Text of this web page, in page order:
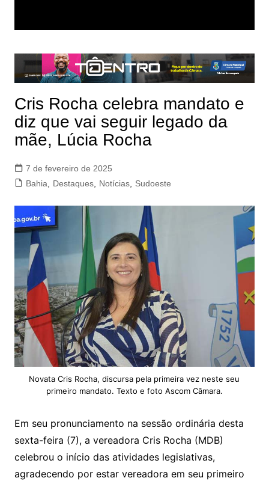
Cris Rocha celebra mandato e
diz que vai seguir legado da
mãe, Lúcia Rocha
7 de fevereiro de 2025
Bahia, Destaques, Notícias, Sudoeste
Novata Cris Rocha, discursa pela primeira vez neste seu
primeiro mandato. Texto e foto Ascom Câmara.
Em seu pronunciamento na sessão ordinária desta
sexta-feira (7), a vereadora Cris Rocha (MDB)
celebrou o início das atividades legislativas,
agradecendo por estar vereadora em seu primeiro